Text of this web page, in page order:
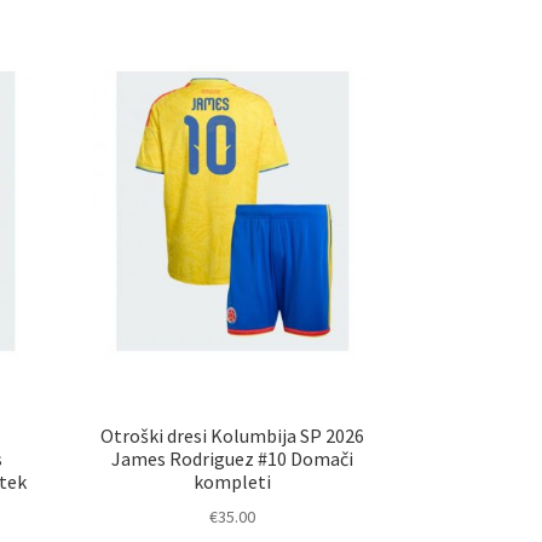
Otroški dresi Kolumbija SP 2026
James Rodriguez #10 Domači
kompleti
€35.00